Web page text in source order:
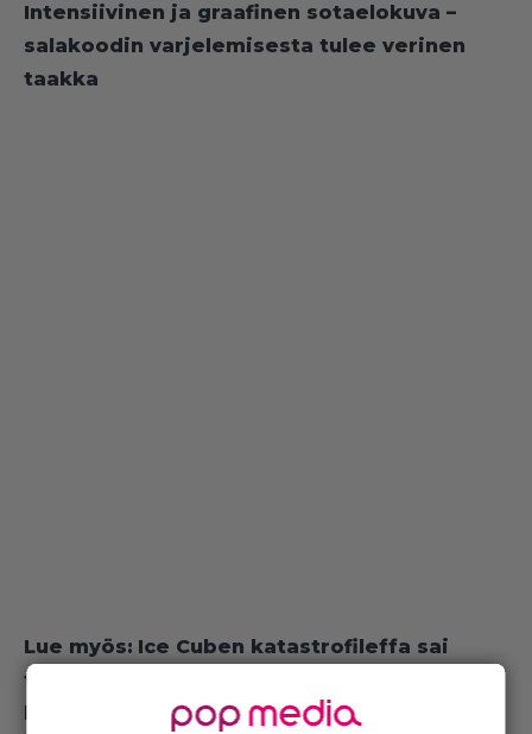
Intensiivinen ja graafinen sotaelokuva –
salakoodin varjelemisesta tulee verinen
taakka
Lue myös: Ice Cuben katastrofileffa sai
täystyrmäyksen: ”Se on niin huono ettei
katsetta voi kääntää pois”